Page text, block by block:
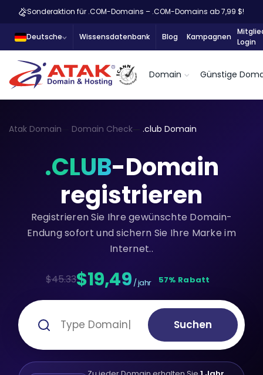
Sonderaktion für .COM-Domains – .COM-Domains ab 7,99 $!
Deutsche Wissensdatenbank Blog Kampagnen
Login
Domain Günstige
Atak Domain Domain Check .club Domain
.CLUB-Domain
registrieren
Registrieren Sie Ihre gewünschte Domain-
Endung sofort und sichern Sie Ihre Marke im
Internet..
$45.33$19,49 / jahr 57% Rabatt
Suchen